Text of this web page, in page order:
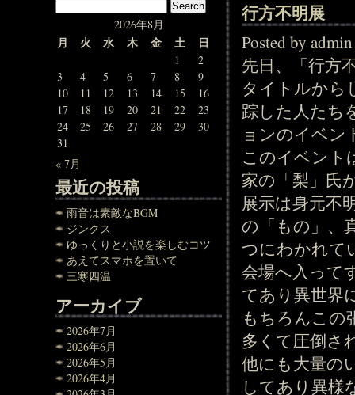
2026年8月
月 火 水 木 金 土 日
1
2
3
4 5 6 7 8
9
10
11 12 13 14 15
16
17
18 19 20 21 22
23
24
25 26 27 28 29
30
31
« 7月
最近の投稿
雨音は素敵なBGM
ジンクス
ゆっくりと小説を楽しむコツ
あえてスマホを置いて
三寒四温
アーカイブ
2026年7月
2026年6月
2026年5月
2026年4月
行方不明展
Posted by
先日、「行方
タイトルから
踪した人たち
ョンのイベン
このイベント
家の「梨」氏
展示は身元不
の「もの」、
つにわかれて
会場へ入って
てあり異世界
もちろんこの
多くて圧倒さ
他にも大量の
してあり異様